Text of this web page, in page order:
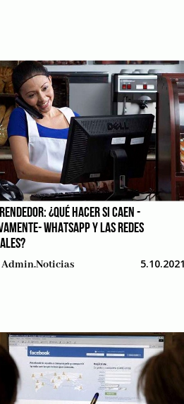
¿QUÉ HACER SI CAEN -
WHATSAPP Y LAS REDES
Admin.noticias 5.10.2021